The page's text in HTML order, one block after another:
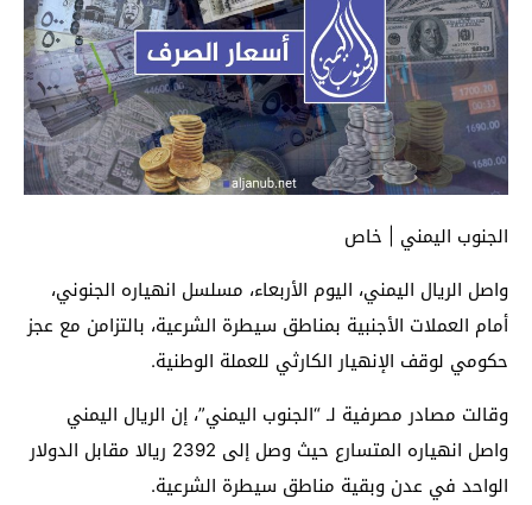
الجنوب اليمني | خاص
واصل الريال اليمني، اليوم الأربعاء، مسلسل انهياره الجنوني،
أمام العملات الأجنبية بمناطق سيطرة الشرعية، بالتزامن مع عجز
حكومي لوقف الإنهيار الكارثي للعملة الوطنية.
وقالت مصادر مصرفية لـ “الجنوب اليمني”، إن الريال اليمني
واصل انهياره المتسارع حيث وصل إلى 2392 ريالا مقابل الدولار
الواحد في عدن وبقية مناطق سيطرة الشرعية.